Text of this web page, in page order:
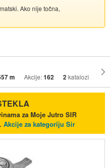
Ako nije točna,
m Akcije:162 2katalozi
za Moje Jutro SIR
Akcije za kategoriju Sir